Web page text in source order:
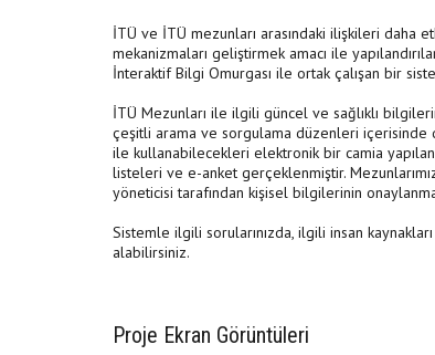
İTÜ ve İTÜ mezunları arasındaki ilişkileri daha
mekanizmaları geliştirmek amacı ile
İnteraktif Bilgi Omurgası ile ortak çalışan bir
İTÜ Mezunları ile ilgili güncel ve sağlıklı
çeşitli arama ve sorgulama düzenleri içerisinde
ile kullanabilecekleri elektronik bir camia
listeleri ve e-anket gerçeklenmiştir.
yöneticisi tarafından kişisel bilgilerinin
Sistemle ilgili sorularınızda, ilgili insan
alabilirsiniz.
Proje Ekran Görüntüleri